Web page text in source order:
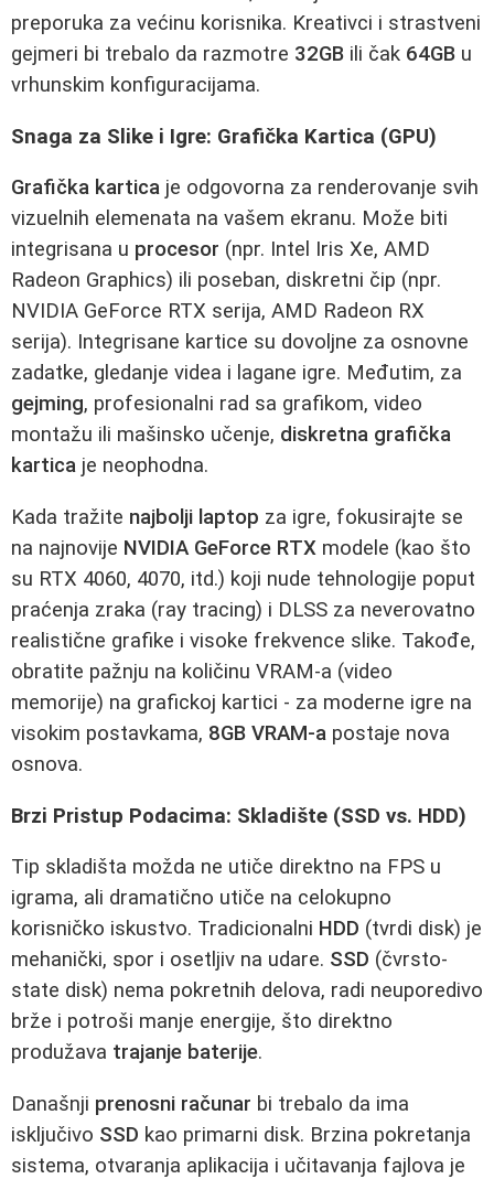
preporuka za većinu korisnika. Kreativci i strastveni
gejmeri bi trebalo da razmotre 32GB ili čak 64GB u
vrhunskim konfiguracijama.
Snaga za Slike i Igre: Grafička Kartica (GPU)
Grafička kartica je odgovorna za renderovanje svih
vizuelnih elemenata na vašem ekranu. Može biti
integrisana u procesor (npr. Intel Iris Xe, AMD
Radeon Graphics) ili poseban, diskretni čip (npr.
NVIDIA GeForce RTX serija, AMD Radeon RX
serija). Integrisane kartice su dovoljne za osnovne
zadatke, gledanje videa i lagane igre. Međutim, za
gejming, profesionalni rad sa grafikom, video
montažu ili mašinsko učenje, diskretna grafička
kartica je neophodna.
Kada tražite najbolji laptop za igre, fokusirajte se
na najnovije NVIDIA GeForce RTX modele (kao što
su RTX 4060, 4070, itd.) koji nude tehnologije poput
praćenja zraka (ray tracing) i DLSS za neverovatno
realistične grafike i visoke frekvence slike. Takođe,
obratite pažnju na količinu VRAM-a (video
memorije) na grafickoj kartici - za moderne igre na
visokim postavkama, 8GB VRAM-a postaje nova
osnova.
Brzi Pristup Podacima: Skladište (SSD vs. HDD)
Tip skladišta možda ne utiče direktno na FPS u
igrama, ali dramatično utiče na celokupno
korisničko iskustvo. Tradicionalni HDD (tvrdi disk) je
mehanički, spor i osetljiv na udare. SSD (čvrsto-
state disk) nema pokretnih delova, radi neuporedivo
brže i potroši manje energije, što direktno
produžava trajanje baterije.
Današnji prenosni računar bi trebalo da ima
isključivo SSD kao primarni disk. Brzina pokretanja
sistema, otvaranja aplikacija i učitavanja fajlova je